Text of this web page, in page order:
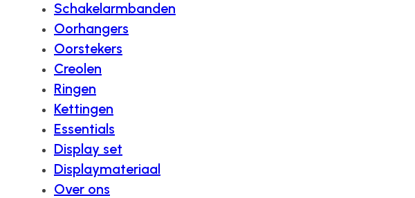
Schakelarmbanden
Oorhangers
Oorstekers
Creolen
Ringen
Kettingen
Essentials
Display set
Displaymateriaal
Over ons